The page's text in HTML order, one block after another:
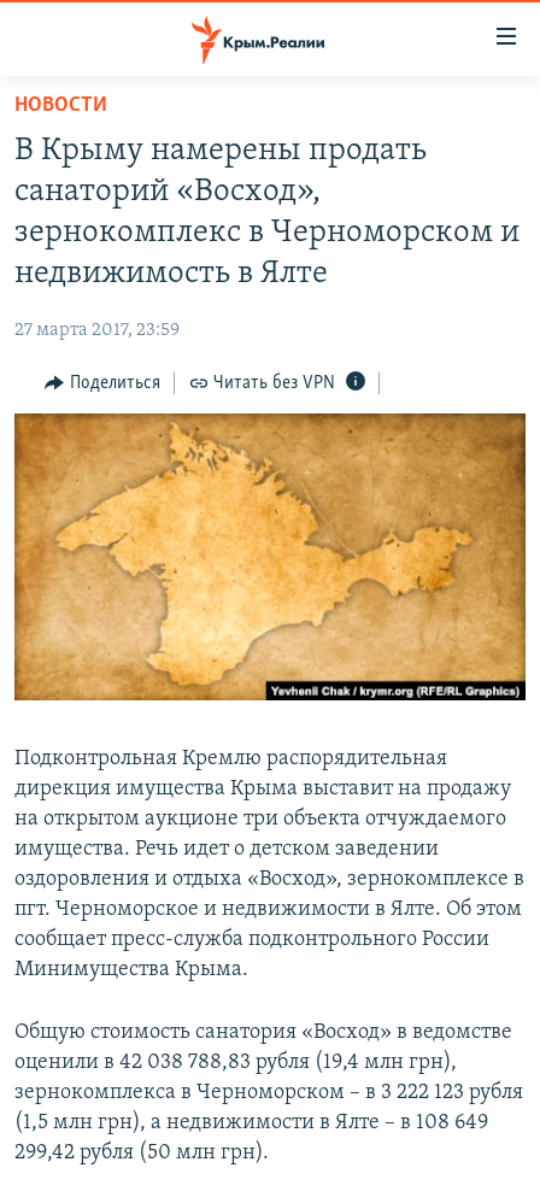
Вернуться
основному
содержанию
главной
Вернутся
поиску
СПЕЦПРОЕКТЫ
КАРТА ВОЕННЫХ ОБЪЕКТОВ КРЫМА
ИНТЕРАКТИВ
ИНФОГРАФИКА
ТЕЛЕПРОЕКТ КРЫМ.РЕАЛИИ
СОВЕТЫ ПРАВОЗАЩИТНИКОВ
ПРОПАВШИЕ БЕЗ ВЕСТИ
ПОБЕДИТЕЛЕЙ НЕ СУДЯТ?
КРЫМ.НЕПОКОРЕННЫЙ
ELIFBE
УКРАИНСКАЯ ПРОБЛЕМА КРЫМА
РАДІО СВОБОДА
КАК ОБОЙТИ БЛОКИРОВКУ
Українською
Qırımtatar
ПРИСОЕДИНЯЙТЕСЬ!
НОВОСТИ
В Крыму намерены продать
санаторий «Восход»,
зернокомплекс в Черноморском и
недвижимость в Ялте
27 марта 2017, 23:59
Поделиться Читать без VPN
Подконтрольная Кремлю распорядительная
дирекция имущества Крыма выставит на продажу
на открытом аукционе три объекта отчуждаемого
имущества. Речь идет о детском заведении
оздоровления и отдыха «Восход», зернокомплексе в
пгт. Черноморское и недвижимости в Ялте. Об этом
сообщает пресс-служба подконтрольного России
Минимущества Крыма.
Общую стоимость санатория «Восход» в ведомстве
оценили в 42 038 788,83 рубля (19,4 млн грн),
зернокомплекса в Черноморском – в 3 222 123 рубля
(1,5 млн грн), а недвижимости в Ялте – в 108 649
299,42 рубля (50 млн грн).